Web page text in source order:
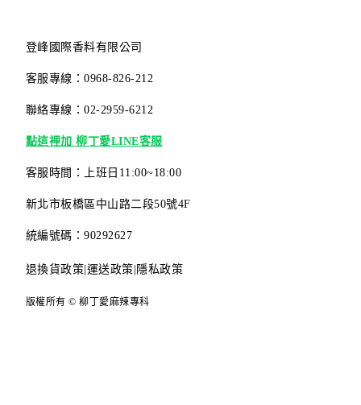
登峰國際香料有限公司
客服專線：0968-826-212
聯絡專線：02-2959-6212
點這裡加 柳丁愛LINE客服
客服時間：上班日11:00~18:00
新北市板橋區中山路二段50號4F
統編號碼：90292627
退換貨政策 運送政策 隱私政策
版權所有 © 柳丁愛麻辣專科